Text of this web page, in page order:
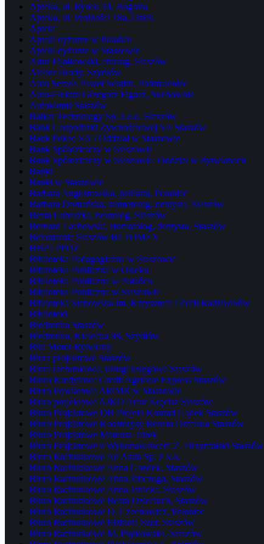
Apteka, ul. Rynek 34, Bogoria
Apteka, ul. Wolności 18a, Osiek
Apteki
Apteki dyżurne w Połańcu
Apteki dyżurne w Staszowie
Artur Fijałkowski, chirurg, Staszów
Atelier Urody, Szydłów
Auto Serwis Paweł Serafin, Podmaleniec
Auto-Elektro Grzegorz Figacz, Suchowola
Autokomis Staszów
Balkar Technology Sp. z o.o. Staszów
Bank Gospodarki Żywnościowej SA Staszów
Bank Pekao SA I Oddział w Staszowie
Bank Spółdzielczy w Staszowie
Bank Spółdzielczy w Staszowie. Oddział w Rytwianach
Banki
Banki w Staszowie
Barbara Augustowska, pediatra, Połaniec
Barbara Domańska, stomatolog, dentysta, Staszów
Beata Lubaszka, neurolog, Staszów
Bernard Lachowski, stomatolog, dentysta, Staszów
Betoniarnia Staszów BETOMEX
BHP i PPOŻ
Biblioteka Pedagogiczna w Staszowie
Biblioteka Publiczna w Osieku
Biblioteka Publiczna w Połańcu
Biblioteka Publiczna w Staszowie
Biblioteka Sichowska im. Krzysztofa i Zofii Radziwiłłów
Biblioteki
Biedronka Staszów
Biedronka, Kielecka 88, Szydłów
Biki Motor Rytwiany
Biura projektowe Staszów
Biura rachunkowe, usługi księgowe Staszów
Biuro Kredytowe Credit Agricole Express Staszów
Biuro Powiatowe ARiMR w Staszowie
Biuro projektowe AJKO Artur Kręcisz Staszów
Biuro Projektowe DB Projekt Konrad Gądek Staszów
Biuro Projektowe Kosztorysy Renata Orzelska Staszów
Biuro Projektowe Mateusz Turek
Biuro Projektowe z Wykonawstwem Z. Drzymalski Staszów
Biuro Rachunkowe Ad Astra Sp. z o.o.
Biuro Rachunkowe Anna Gozdek, Staszów
Biuro Rachunkowe Anna Jabczuga, Staszów
Biuro Rachunkowe Anna Janicka, Staszów
Biuro Rachunkowe Beata Dzieciuch, Staszów
Biuro Rachunkowe D. Czechowicz, Połaniec
Biuro Rachunkowe Elżbieta Szot, Staszów
Biuro Rachunkowe M. Piątkowska, Staszów